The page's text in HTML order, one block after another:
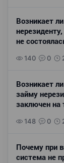
Возникает
не
140 0
Возникает
займу
заключен на
148 0
Почему при
система не